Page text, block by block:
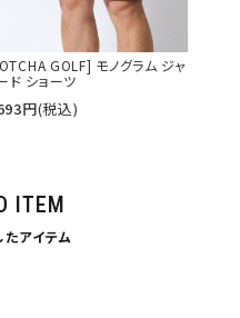
GOLF] モノグラム ジャ
ド ショーツ
円(税込)
ITEM
たアイテム